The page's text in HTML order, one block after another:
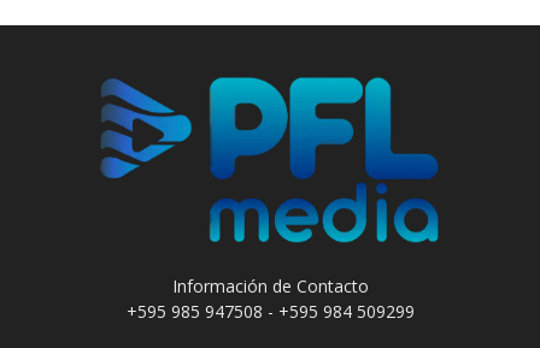
Información de Contacto
+595 985 947508 - +595 984 509299